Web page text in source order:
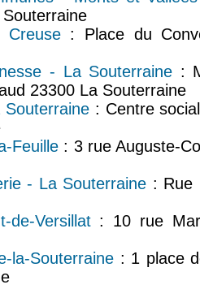
: Place du
- La Souterraine :
23300 La Souterraine
: Centre
Feuille: 3 rue Auguste-
- La Souterraine : Rue
de-Versillat: 10 rue
la-Souterraine : 1 place